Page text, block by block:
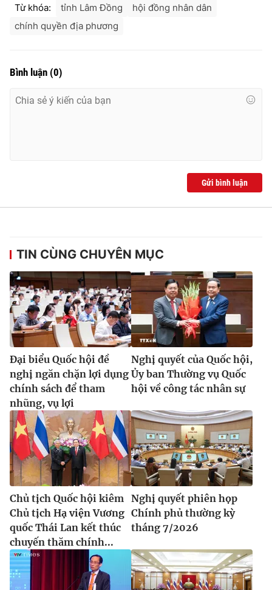
Từ khóa: tỉnh Lâm Đồng
hội đồng nhân dân
chính quyền địa phương
Bình luận (0)
Gửi bình luận
TIN CÙNG CHUYÊN MỤC
Đại biểu Quốc hội đề
nghị ngăn chặn lợi dụng
chính sách để tham
nhũng, vụ lợi
Nghị quyết của Quốc hội,
Ủy ban Thường vụ Quốc
hội về công tác nhân sự
Chủ tịch Quốc hội kiêm
Chủ tịch Hạ viện Vương
quốc Thái Lan kết thúc
chuyến thăm chính...
Nghị quyết phiên họp
Chính phủ thường kỳ
tháng 7/2026